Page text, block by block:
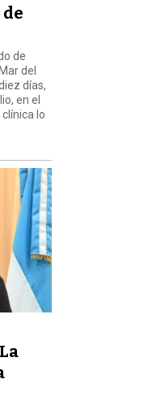
de
del
días,
en el
lo